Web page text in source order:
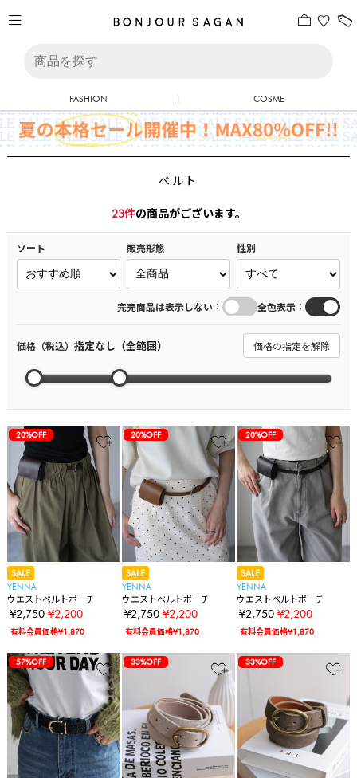
FASHION | COSME
ベルト
23件の商品がございます。
ソート 販売形態 性別
完売商品は表示しない ： 全色表示 ：
価格（税込） 指定なし（全範囲） 価格の指定を解除
20%OFF
SALE
YENNA
ウエストベルトポーチ
¥2,750 ¥2,200
有料会員価格¥1,870
20%OFF
SALE
YENNA
ウエストベルトポーチ
¥2,750 ¥2,200
有料会員価格¥1,870
20%OFF
SALE
YENNA
ウエストベルトポーチ
¥2,750 ¥2,200
有料会員価格¥1,870
57%OFF 33%OFF 33%OFF